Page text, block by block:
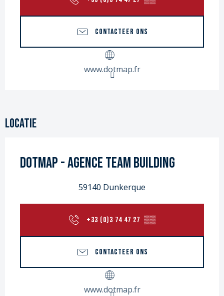
CONTACTEER ONS
www.dotmap.fr
Locatie
Dotmap - agence Team building
59140 Dunkerque
+33 (0)3 74 47 27 ▒▒
CONTACTEER ONS
www.dotmap.fr